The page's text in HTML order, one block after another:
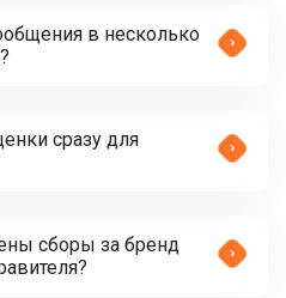
в несколько
сразу для
сборы за бренд